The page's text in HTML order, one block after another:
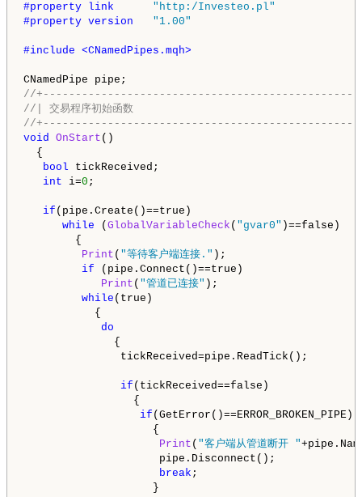
#property link "http:/Investeo.pl"
#property version "1.00"
#include <CNamedPipes.mqh>
//
//| 交易程序初始函数
//
void OnStart ()
{
bool tickReceived;
int i=0 ;
if (pipe.Create()==true)
while ( GlobalVariableCheck ( "gvar0" )==false)
{
Print ( "等待客户端连接." );
if (pipe.Connect()==true)
Print ( "管道已连接" );
while (true)
{
do
{
tickReceived=pipe.ReadTick();
if (tickReceived==false)
{
if (GetError()==ERROR_BROKEN_PIPE)
{
Print ( "客户端从管道断开 "
pipe.Disconnect();
break ;
}